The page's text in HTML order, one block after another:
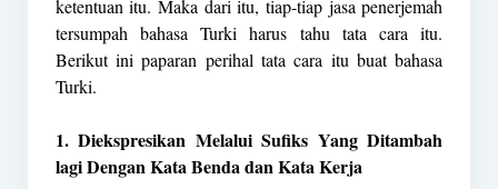
ketentuan itu. Maka dari itu, tiap-tiap jasa penerjemah
tersumpah bahasa Turki harus tahu tata cara itu.
Berikut ini paparan perihal tata cara itu buat bahasa
Turki.
1. Diekspresikan Melalui Sufiks Yang Ditambah
lagi Dengan Kata Benda dan Kata Kerja